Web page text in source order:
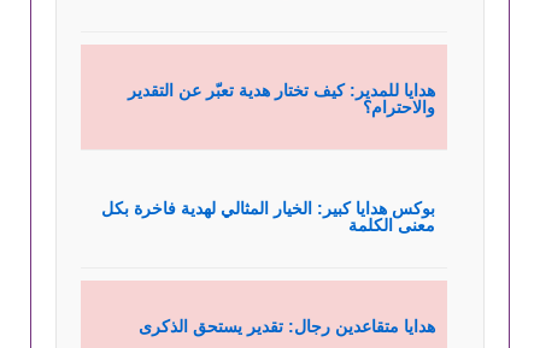
هدايا للمدير: كيف تختار هدية تعبّر عن التقدير
والاحترام؟
بوكس هدايا كبير: الخيار المثالي لهدية فاخرة بكل
معنى الكلمة
هدايا متقاعدين رجال: تقدير يستحق الذكرى